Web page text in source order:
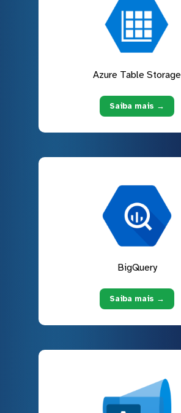
Azure Table Storage
Saiba mais →
BigQuery
Saiba mais →